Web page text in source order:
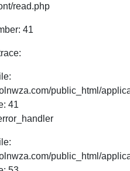
read.php
41
public_html/
41
public_html/